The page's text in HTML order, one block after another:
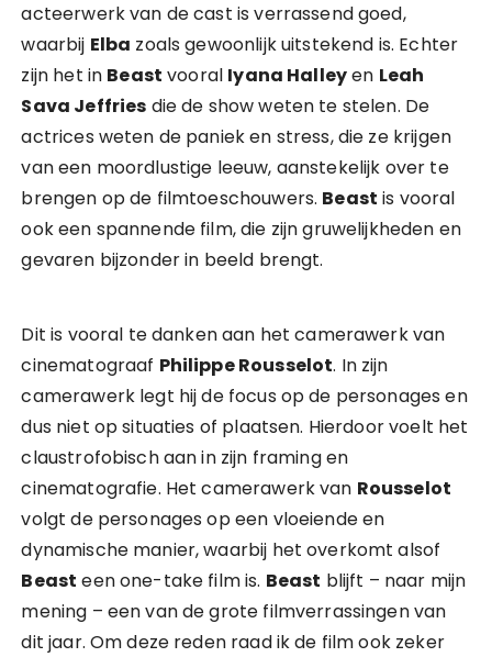
acteerwerk van de cast is verrassend goed,
waarbij Elba zoals gewoonlijk uitstekend is. Echter
zijn het in Beast vooral Iyana Halleyen Leah
Sava Jeffries die de show weten te stelen. De
actrices weten de paniek en stress, die ze krijgen
van een moordlustige leeuw, aanstekelijk over te
brengen op de filmtoeschouwers. Beast is vooral
ook een spannende film, die zijn gruwelijkheden en
gevaren bijzonder in beeld brengt.
Dit is vooral te danken aan het camerawerk van
cinematograaf Philippe Rousselot. In zijn
camerawerk legt hij de focus op de personages en
dus niet op situaties of plaatsen. Hierdoor voelt het
claustrofobisch aan in zijn framing en
cinematografie. Het camerawerk van Rousselot
volgt de personages op een vloeiende en
dynamische manier, waarbij het overkomt alsof
Beast een one-take film is. Beast blijft – naar mijn
mening – een van de grote filmverrassingen van
dit jaar. Om deze reden raad ik de film ook zeker